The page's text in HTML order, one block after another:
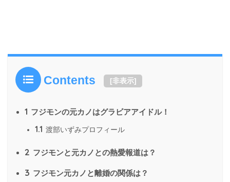
Contents [非表示]
1 フジモンの元カノはグラビアアイドル！
1.1 渡部いずみプロフィール
2 フジモンと元カノとの熱愛報道は？
3 フジモン元カノと離婚の関係は？